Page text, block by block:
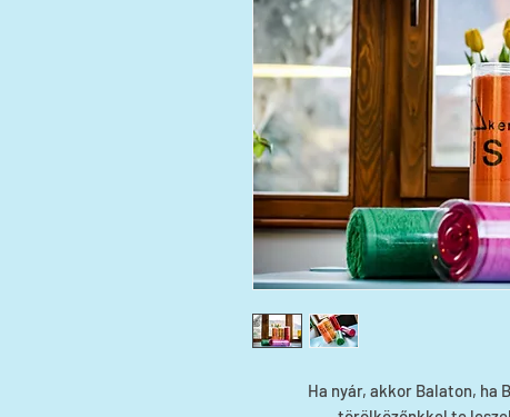
Ha nyár, akkor Balaton, ha